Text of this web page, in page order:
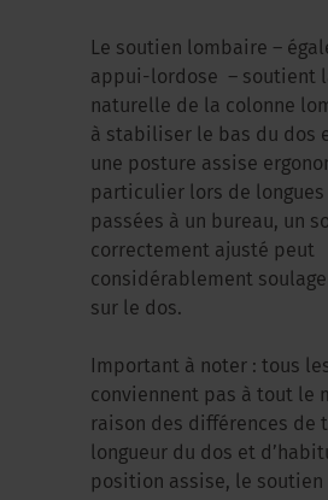
Le soutien lombaire –
appui-lordose – soutient
naturelle de la colonne
à stabiliser le bas du dos
une posture assise
particulier lors de longues
passées à un bureau, un
correctement ajusté peut
considérablement
sur le dos.
Important à noter : tous
conviennent pas à tout le
raison des différences de
longueur du dos et
position assise, le